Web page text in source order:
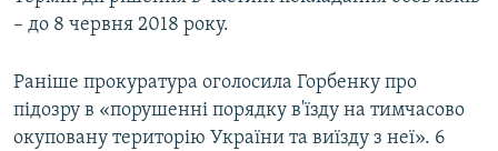
– до 8 червня 2018 року.
Раніше прокуратура оголосила Горбенку про
підозру в «порушенні порядку в'їзду на тимчасово
окуповану територію України та виїзду з неї». 6